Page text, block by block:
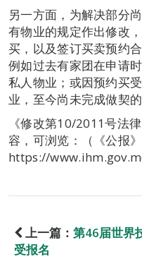
另一方面，为解决部分
有物业的规定作出修改
买，以及签订买卖预约
例如过去有家团在申请
私人物业；或因预约买
业，至今尚未完成做契
《修改第10/2011号法
容，可浏览：（《公报
https://
上一篇： 第46届世界
受报名